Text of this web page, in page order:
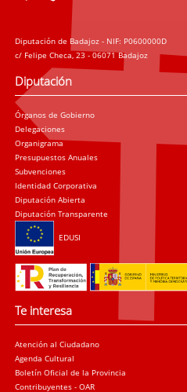
Diputación de Badajoz - NIF: P0600000D
c/ Felipe Checa, 23 - 06071 Badajoz
Diputación
Órganos de Gobierno
Delegaciones
Organigrama
Presupuestos Anuales
Subvenciones
Identidad Corporativa
Diputación Abierta
Diputación Transparente
EDUSI
Te interesa
Atención al Ciudadano
Agenda Cultural
Boletín Oficial de la Provincia
Contribuyentes - OAR